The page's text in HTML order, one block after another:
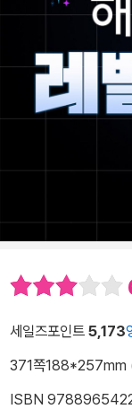
세일즈포인트 5,173
371쪽188*257mm
ISBN